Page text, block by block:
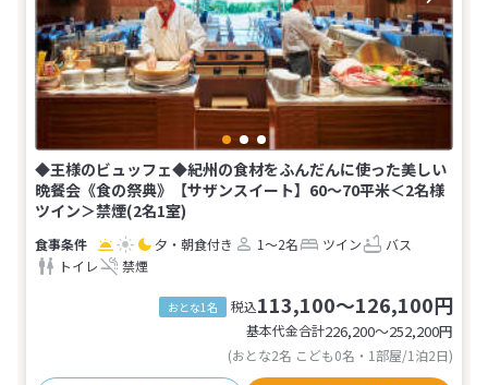
◆王様のビュッフェ◆紀州の食材をふんだんに使った美しい
晩餐会《食の祭典》【サザンスイート】60〜70平米＜2名様
ツイン＞禁煙(2名1室)
夕・朝食付き 1～2名 ツイン
バス
トイレ
禁煙
おとな1名 税込113,100～126,100円
基本代金合計226,200〜252,200円
(おとな2名 こども0名・1部屋/1泊2日)